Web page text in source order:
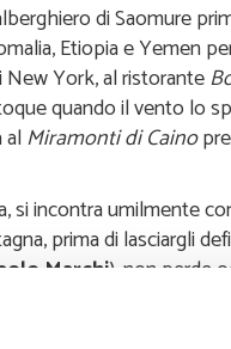
di Saomure
Etiopia e Yemen
York, al ristorante
quando il vento lo
alMiramonti di Caino
si incontra umilmente
prima di lasciargli
Marchi), non perde
d’amore si